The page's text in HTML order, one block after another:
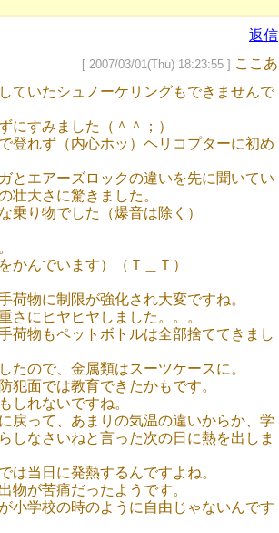
返信
[ 2007/03/01(Thu) 18:23:55 ] ここあ
ていたシュノーケリングもできませんで
にすみました（＾＾；）
登れず（内心ホッ）ヘリコプターに初め
とエアーズロックの違いを先に聞いてい
壮大さに驚きました。
乗り物でした（爆音は除く）
かんでいます）（Ｔ＿Ｔ）
荷物に制限が強化され大変ですね。
さにヒヤヒヤしました。。。
荷物もペットボトルは全部捨ててきまし
たので、金属類はスーツケースに。
犯面では教育できたかもです。
しれないですね。
戻って、あまりの気温の違いからか、学
しなさいねと言った次の日に熱を出しま
は当日に発熱するんですよね。
物が苦痛だったようです。
小学校の時のように自由じゃないんです